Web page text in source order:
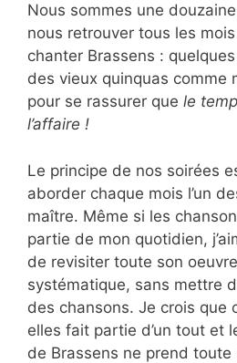
Nous sommes une
nous retrouver tous les
chanter Brassens :
des vieux quinquas comme
pour se rassurer que le
l’affaire !
Le principe de nos soirées
aborder chaque mois l’un
maître. Même si les
partie de mon quotidien,
de revisiter toute son
systématique, sans mettre
des chansons. Je crois que
elles fait partie d’un tout et
de Brassens ne prend toute